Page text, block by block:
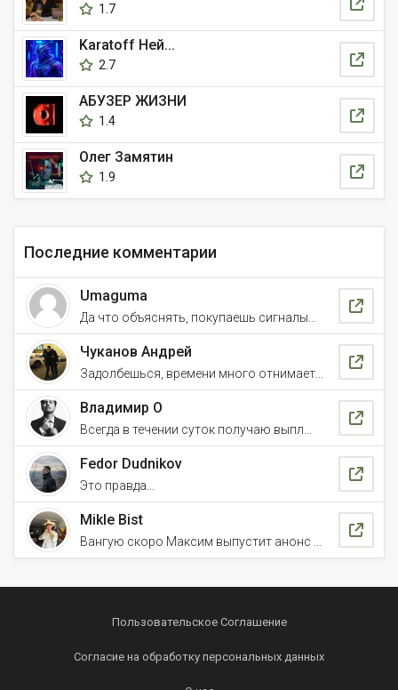
1.7
Karatoff Ней...
2.7
АБУЗЕР ЖИЗНИ
1.4
Олег Замятин
1.9
Последние комментарии
Umaguma
Да что объяснять, покупаешь сигналы...
Чуканов Андрей
Задолбешься, времени много отнимает...
Владимир О
Всегда в течении суток получаю выпл...
Fedor Dudnikov
Это правда...
Mikle Bist
Вангую скоро Максим выпустит анонс ...
Пользовательское Соглашение
Согласие на обработку персональных данных